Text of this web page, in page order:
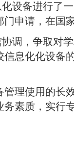
设备进行了
申请，在国
调，争取对
息化化设备
理使用的长
素质，实行